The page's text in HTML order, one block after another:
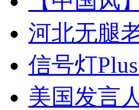
河北无腿
信号灯
美国发言